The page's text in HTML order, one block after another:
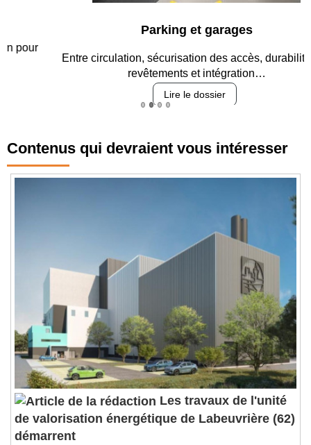
Parking et garages
Entre circulation, sécurisation des accès, durabilité des
revêtements et intégration…
Lire le dossier
Contenus qui devraient vous intéresser
Les travaux de l'unité
de valorisation énergétique de Labeuvrière (62)